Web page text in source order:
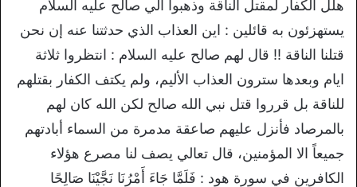
هلل الكفار لمقتل الناقة وذهبوا الي صالح عليه السلام
يستهزئون به قائلين : اين العذاب الذي حدثتنا عنه إن نحن
قتلنا الناقة !! قال لهم صالح عليه السلام : انتظروا ثلاثة
ايام وبعدها سترون العذاب الأليم، ولم يكتف الكفار بقتلهم
للناقة بل قرروا قتل نبي الله صالح لكن الله كان لهم
بالمرصاد فأنزل عليهم صاعقة مدمرة من السماء أبادتهم
جميعاً الا المؤمنين، قال تعالي يصف لنا مصرع هؤلاء
الكافرين في سورة هود : فَلَمَّا جَاءَ أَمْرُنَا نَجَّيْنَا صَالِحًا